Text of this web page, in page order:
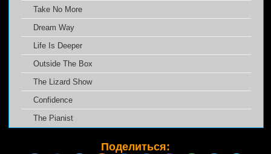
Take No More
Dream Way
Life Is Deeper
Outside The Box
The Lizard Show
Confidence
The Pianist
Поделиться: